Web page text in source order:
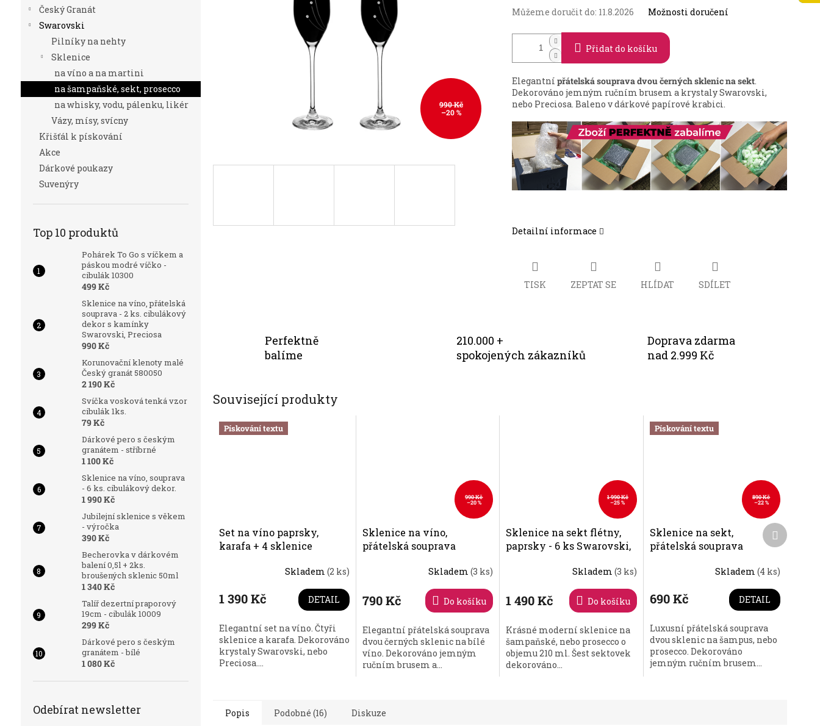
Český Granát
Swarovski
Pilníky na nehty
Sklenice
na víno a na martini
na šampaňské, sekt, prosecco
na whisky, vodu, pálenku, likér
Vázy, mísy, svícny
Křišťál k pískování
Akce
Dárkové poukazy
Suvenýry
Top 10 produktů
Pohárek To Go s víčkem a
páskou modré víčko -
cibulák 10300
499 Kč
Sklenice na víno, přátelská
souprava - 2 ks. cibulákový
dekor s kamínky
Swarovski, Preciosa
990 Kč
Korunovační klenoty malé
Český granát 580050
2 190 Kč
Svíčka vosková tenká vzor
cibulák 1ks.
79 Kč
Dárkové pero s českým
granátem - stříbrné
1 100 Kč
Sklenice na víno, souprava
- 6 ks. cibulákový dekor.
1 990 Kč
Jubilejní sklenice s věkem
- výročka
390 Kč
Becherovka v dárkovém
balení 0,5l + 2ks.
broušených sklenic 50ml
1 340 Kč
Talíř dezertní praporový
19cm - cibulák 10009
299 Kč
Dárkové pero s českým
granátem - bílé
1 080 Kč
Odebírat newsletter
990 Kč
–20 %
Můžeme doručit do: 11.8.2026 Možnosti doručení
Přidat do košíku
Elegantnípřátelská souprava dvou černých sklenic na sekt.
Dekorováno jemným ručním brusem a krystaly Swarovski,
nebo Preciosa. Baleno v dárkové papírové krabici.
Detailní informace
TISK ZEPTAT SE HLÍDAT SDÍLET
Perfektně
balíme
210.000 +
spokojených zákazníků
Doprava zdarma
nad 2.999 Kč
Související produkty
Pískování textu
Set na víno paprsky,
karafa + 4 sklenice
produktu
z
5
hvězdiček.
Skladem(2 ks)
1 390 Kč DETAIL
Elegantní set na víno. Čtyři
sklenice a karafa. Dekorováno
krystaly Swarovski, nebo
Preciosa....
990 Kč
–20 %
Sklenice na víno,
přátelská souprava
Swarovski, Preciosa
Skladem(3 ks)
790 Kč Do košíku
Elegantní přátelská souprava
dvou černých sklenic na bílé
víno. Dekorováno jemným
ručním brusem a...
1 990 Kč
–25 %
Sklenice na sekt flétny,
paprsky - 6 ks Swarovski,
produktu
je
z
5
hvězdiček.
Skladem (3 ks)
1 490 Kč Do košíku
Krásné moderní sklenice na
šampaňské, nebo prosecco o
objemu 210 ml. Šest sektovek
dekorováno...
Pískování textu
890 Kč
–22 %
Sklenice na sekt,
přátelská souprava
produktu
je
z
5
hvězdiček.
Skladem(4 ks)
690 Kč DETAIL
Luxusní přátelská souprava
dvou sklenic na šampus, nebo
prosecco. Dekorováno
jemným ručním brusem...
Další
produkt
Popis Podobné (16) Diskuze